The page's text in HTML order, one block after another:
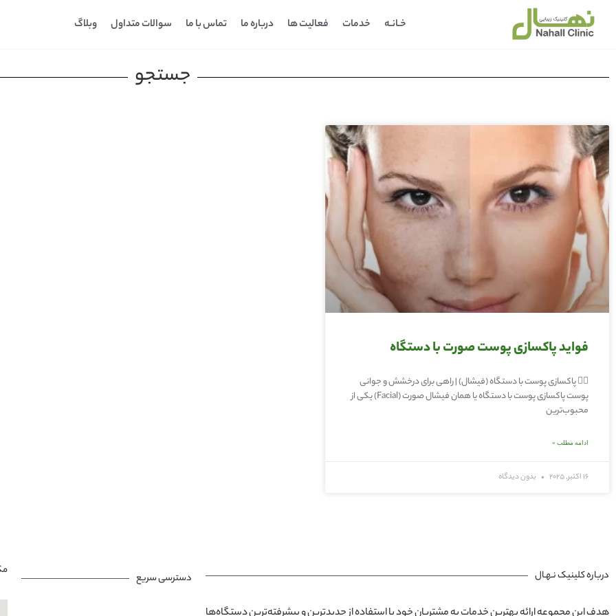
خـانـه خدمات فعالیت ها درباره ما تماس با ما سوالات متداول وبلاگ
جستجو
فواید پاکسازی پوست صورت با دستگاه
🧖‍♀️ پاکسازی پوست با دستگاه (فیشال) | راهی برای درخشش و جوانی
پوست پاکسازی پوست با دستگاه یا همان فیشال صورت (Facial) یکی از
محبوب‌ترین
ادامه مطلب »
16 اکتبر, 2025 بدون دیدگاه
درباره کلینیک نـهـال دسترسی سریع